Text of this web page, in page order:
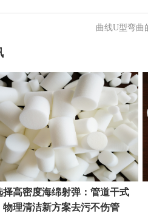
曲线U型弯曲
择高密度海绵射弹：管道干式
物理清洁新方案去污不伤管